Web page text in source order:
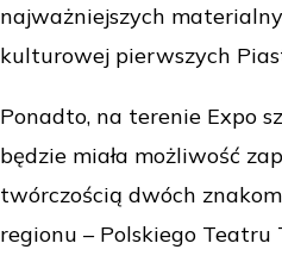
najważniejszych
kulturowej pierwszych
Ponadto, na terenie Expo
będzie miała możliwość
twórczością dwóch
regionu – Polskiego